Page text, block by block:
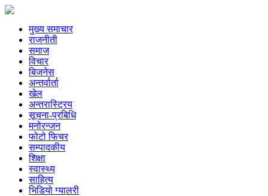
मुख्य समाचार
राजनीती
समाज
विचार
बिजनेस
अन्तर्वार्ता
खेल
अन्तरास्ट्रिय
सूचना-प्रबिधि
मनोरन्जन
फोटो फिचर
सम्पादकीय
शिक्षा
स्वास्थ्य
साहित्य
भिडियो ग्यालरी